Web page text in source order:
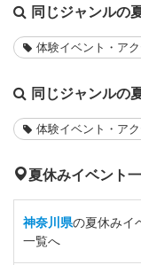
同じジャンルの
体験イベント・ア
同じジャンルの
体験イベント・ア
夏休みイベント
神奈川県の夏休みイ
一覧へ